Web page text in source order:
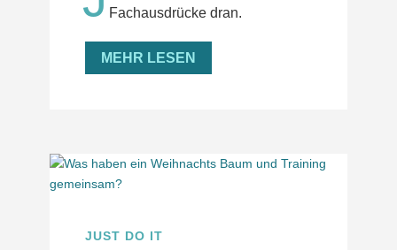
Fachausdrücke dran.
MEHR LESEN
JUST DO IT